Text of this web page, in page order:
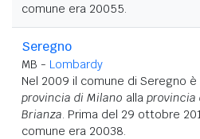
comune era 20055.
Seregno
MB - Lombardy
Nel 2009 il comune di Seregno
provincia di Milano alla provincia
Brianza. Prima del 29 ottobre
comune era 20038.